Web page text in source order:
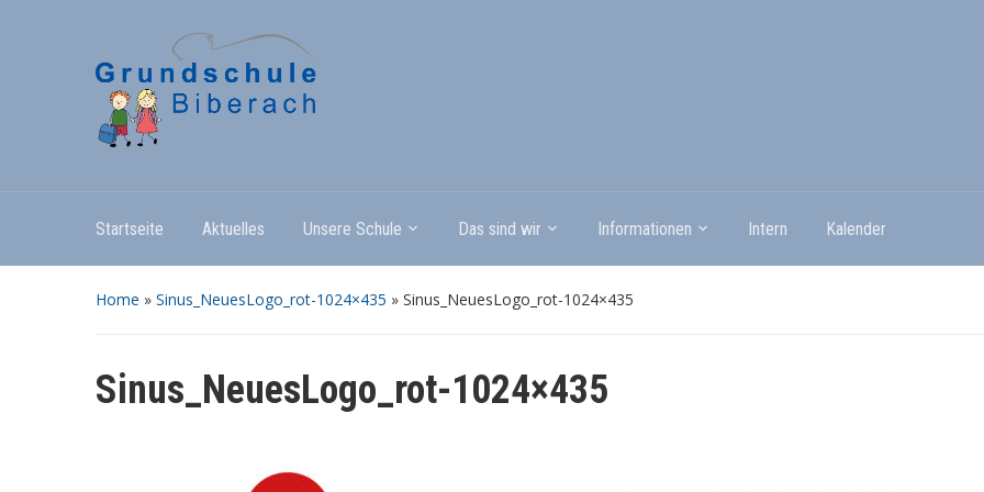
Startseite Aktuelles Unsere Schule Das sind wir Informationen Intern Kalender
Home » Sinus_NeuesLogo_rot-1024×435 » Sinus_NeuesLogo_rot-1024×435
Sinus_NeuesLogo_rot-1024×435